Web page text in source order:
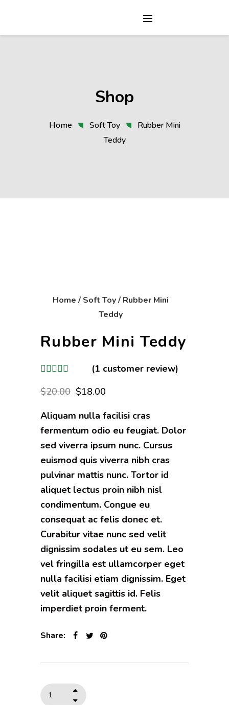
Shop
Home Soft Toy
Rubber Mini
Teddy
Home / Soft Toy/ Rubber Mini
Teddy
Rubber Mini Teddy
(1 customer review)
$20.00 $18.00
Aliquam nulla facilisi cras
fermentum odio eu feugiat. Dolor
sed viverra ipsum nunc. Cursus
euismod quis viverra nibh cras
pulvinar mattis nunc. Tortor id
aliquet lectus proin nibh nisl
condimentum. Congue eu
consequat ac felis donec et.
Curabitur vitae nunc sed velit
dignissim sodales ut eu sem. Leo
vel fringilla est ullamcorper eget
nulla facilisi etiam dignissim. Eget
velit aliquet sagittis id. Felis
imperdiet proin ferment.
Share: